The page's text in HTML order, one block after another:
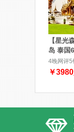
【星光
岛 泰国
4晚网评5
￥3980